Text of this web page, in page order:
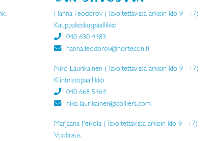
Hanna Feodorov (Tavoitettavissa arkisin klo 9 - 17)
Kauppakeskuspäällikkö
040 630 4483
hanna.feodorov@nortecon.fi
Niko Laurikainen (Tavoitettavissa arkisin klo 9 - 17)
Kiinteistöpäällikkö
040 668 5464
niko.laurikainen@colliers.com
Marjaana Peikola (Tavoitettavissa arkisin klo 9 - 17)
Vuokraus